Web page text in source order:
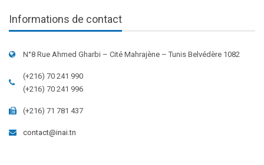
Informations de contact
N°8 Rue Ahmed Gharbi – Cité Mahrajène – Tunis Belvédère 1082
(+216) 70 241 990
(+216) 70 241 996
(+216) 71 781 437
contact@inai.tn